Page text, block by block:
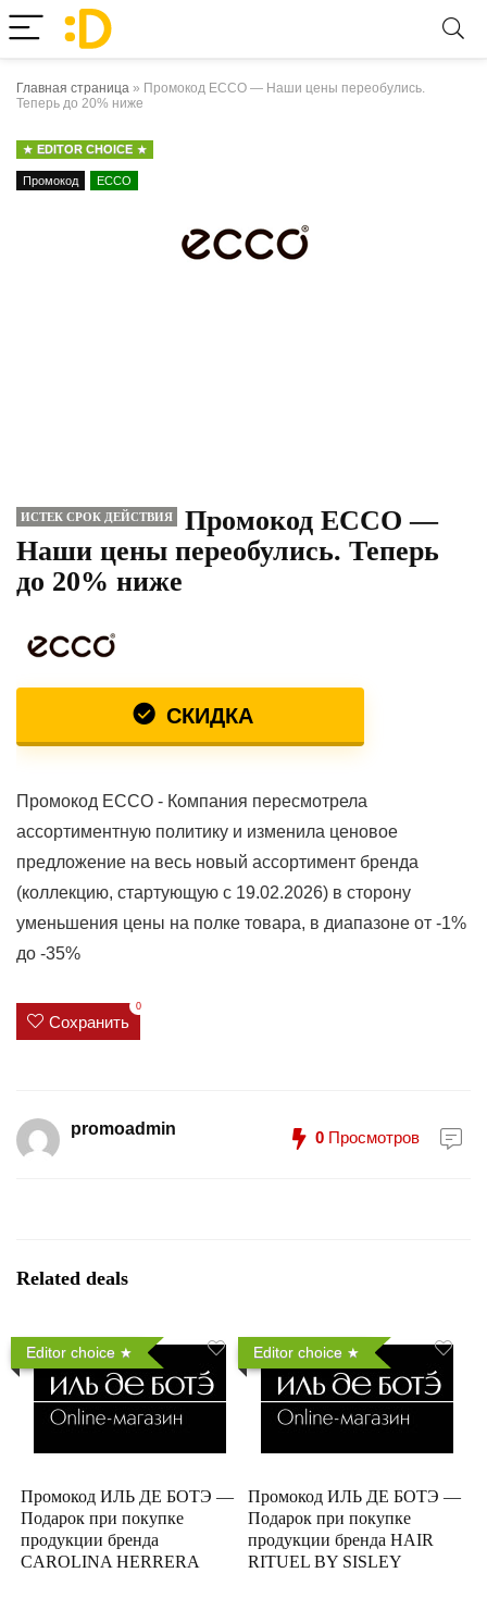
Главная страница » Промокод ECCO — Наши цены переобулись.
Теперь до 20% ниже
EDITOR CHOICE
Промокод ECCO
ИСТЕК СРОК ДЕЙСТВИЯ
Промокод ECCO —
Наши цены переобулись. Теперь
до 20% ниже
СКИДКА
Промокод ECCO - Компания пересмотрела
ассортиментную политику и изменила ценовое
предложение на весь новый ассортимент бренда
(коллекцию, стартующую с 19.02.2026) в сторону
уменьшения цены на полке товара, в диапазоне от -1%
до -35%
Сохранить
0
promoadmin 0 Просмотров
Related deals
Editor choice
Промокод ИЛЬ ДЕ БОТЭ —
Подарок при покупке
продукции бренда
CAROLINA HERRERA
Editor choice
Промокод ИЛЬ ДЕ БОТЭ —
Подарок при покупке
продукции бренда HAIR
RITUEL BY SISLEY